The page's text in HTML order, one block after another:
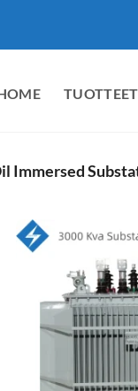
TUOTTEET
Immersed